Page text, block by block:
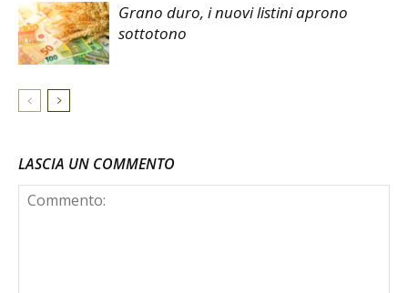
Grano duro, i nuovi listini aprono
sottotono
LASCIA UN COMMENTO